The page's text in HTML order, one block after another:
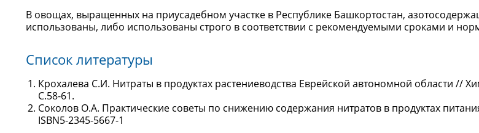
В овощах, выращенных на приусадебном участке в Республике Башкортостан,
использованы, либо использованы строго в соответствии с рекомендуемыми сроками и
Список литературы
Крохалева С.И. Нитраты в продуктах растениеводства Еврейской автономной области //
С.58-61.
Соколов О.А. Практические советы по снижению содержания нитратов в продуктах
ISBN5-2345-5667-1